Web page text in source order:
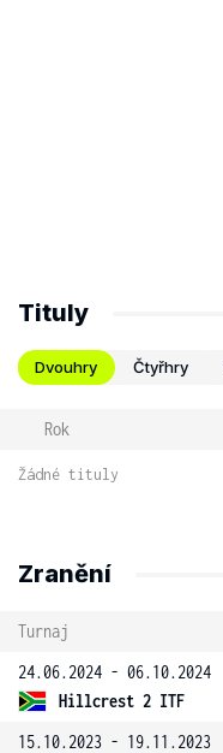
Tituly
Dvouhry Čtyřhry
Rok
Žádné tituly
Zranění
Turnaj
24.06.2024 - 06.10.2024
Hillcrest 2 ITF
15.10.2023 - 19.11.2023